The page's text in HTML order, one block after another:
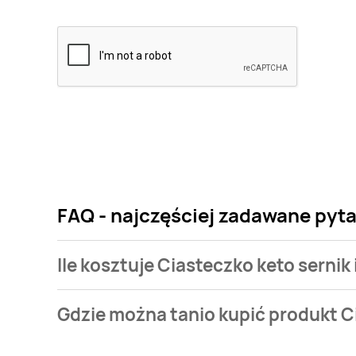
FAQ - najczęściej zadawane
Ile kosztuje Ciasteczko keto sernik
keto sernik i biała czekolada Frank&oli kosztuje od
Gdzie można tanio kupić produkt